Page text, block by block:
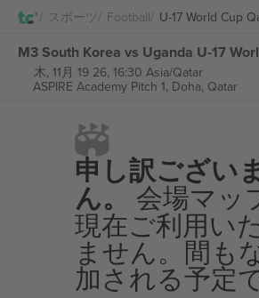
スポーツ Football U-17 World Cup
ログ
木, 11月 19 26, 16:30 Asia/Qatar
ASPIRE Academy Pitch 1, Doha, Qatar
申し訳ござい
ん。 会場マッ
現在ご利用い
ません。間も
加される予定